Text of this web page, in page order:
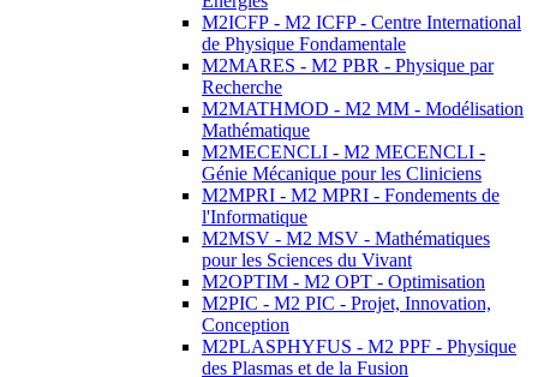
M2ICFP - M2 ICFP - Centre International
de Physique Fondamentale
M2MARES - M2 PBR - Physique par
Recherche
M2MATHMOD - M2 MM - Modélisation
Mathématique
M2MECENCLI - M2 MECENCLI -
Génie Mécanique pour les Cliniciens
M2MPRI - M2 MPRI - Fondements de
l'Informatique
M2MSV - M2 MSV - Mathématiques
pour les Sciences du Vivant
M2OPTIM - M2 OPT - Optimisation
M2PIC - M2 PIC - Projet, Innovation,
Conception
M2PLASPHYFUS - M2 PPF - Physique
des Plasmas et de la Fusion